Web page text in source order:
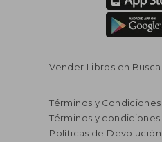
Vender Libros en
Términos y Condiciones
Términos y
Políticas de Devolución